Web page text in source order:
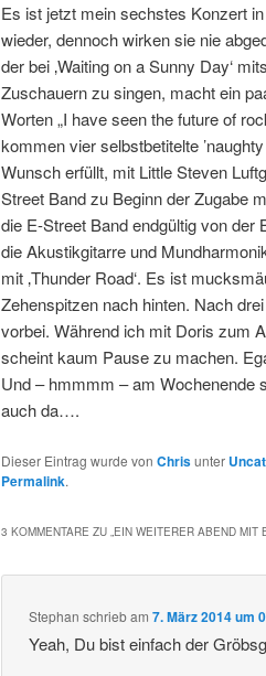
Es ist jetzt mein sechstes Konzert
wieder, dennoch wirken sie nie
der bei ‚Waiting on a Sunny Day‘
Zuschauern zu singen, macht ein
Worten „I have seen the future of
kommen vier selbstbetitelte
Wunsch erfüllt, mit Little Steven
Street Band zu Beginn der Zugabe
die E-Street Band endgültig von
die Akustikgitarre und
mit ‚Thunder Road‘. Es ist
Zehenspitzen nach hinten. Nach
vorbei. Während ich mit Doris zum
scheint kaum Pause zu machen.
Und – hmmmm – am Wochenende
auch da….
Dieser Eintrag wurde von Chrisunter
Permalink.
3 KOMMENTARE ZU „EIN WEITERER ABEND MIT
Stephan schriebam7. März 2014 um
Yeah, Du bist einfach der